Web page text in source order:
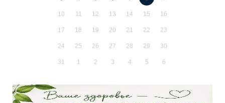
10 11 12 13 14 15 16
17 18 19 20 21 22 23
24 25 26 27 28 29 30
31 1 2 3 4 5 6